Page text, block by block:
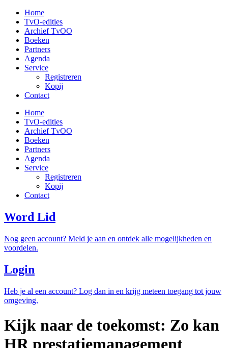
naar
inhoud
Home
TvO-edities
Archief TvOO
Boeken
Partners
Agenda
Service
Registreren
Kopij
Contact
Home
TvO-edities
Archief TvOO
Boeken
Partners
Agenda
Service
Registreren
Kopij
Contact
Word Lid
Nog geen account? Meld je aan en ontdek alle mogelijkheden en
voordelen.
Login
Heb je al een account? Log dan in en krijg meteen toegang tot jouw
omgeving.
Kijk naar de toekomst: Zo kan
HR prestatiemanagement